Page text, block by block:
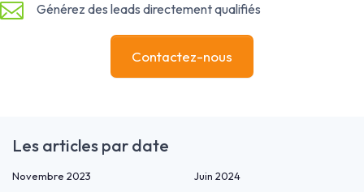
Générez des leads directement qualifiés
Contactez-nous
Les articles par date
Novembre 2023
Juin 2024